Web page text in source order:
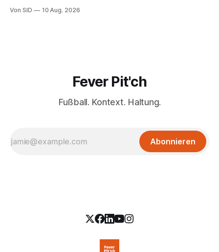
Von SID 10 Aug. 2026
Fever Pit'ch
Fußball. Kontext. Haltung.
Abonnieren